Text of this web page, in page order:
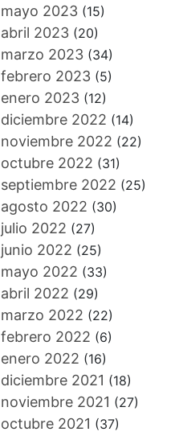
mayo 2023(15)
abril 2023(20)
marzo 2023(34)
febrero 2023(5)
enero 2023(12)
diciembre 2022 (14)
noviembre 2022 (22)
octubre 2022 (31)
septiembre 2022 (25)
agosto 2022 (30)
julio 2022 (27)
junio 2022 (25)
mayo 2022 (33)
abril 2022 (29)
marzo 2022 (22)
febrero 2022 (6)
enero 2022 (16)
diciembre 2021 (18)
noviembre 2021 (27)
octubre 2021 (37)